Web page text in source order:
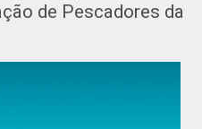
de Pescadores da